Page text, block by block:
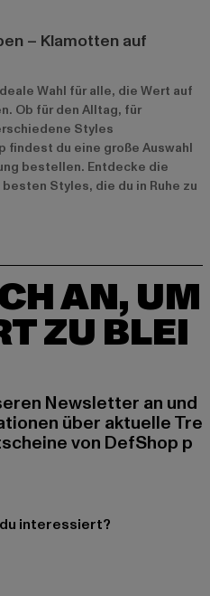
– Klamotten auf
Wahl für alle, die Wert auf
Ob für den Alltag, für
Styles
findest du eine große Auswahl
bestellen. Entdecke die
Styles, die du in Ruhe zu
AN, UM
ZU BLEI
Newsletter an und
über aktuelle Tre
von DefShop p
interessiert?